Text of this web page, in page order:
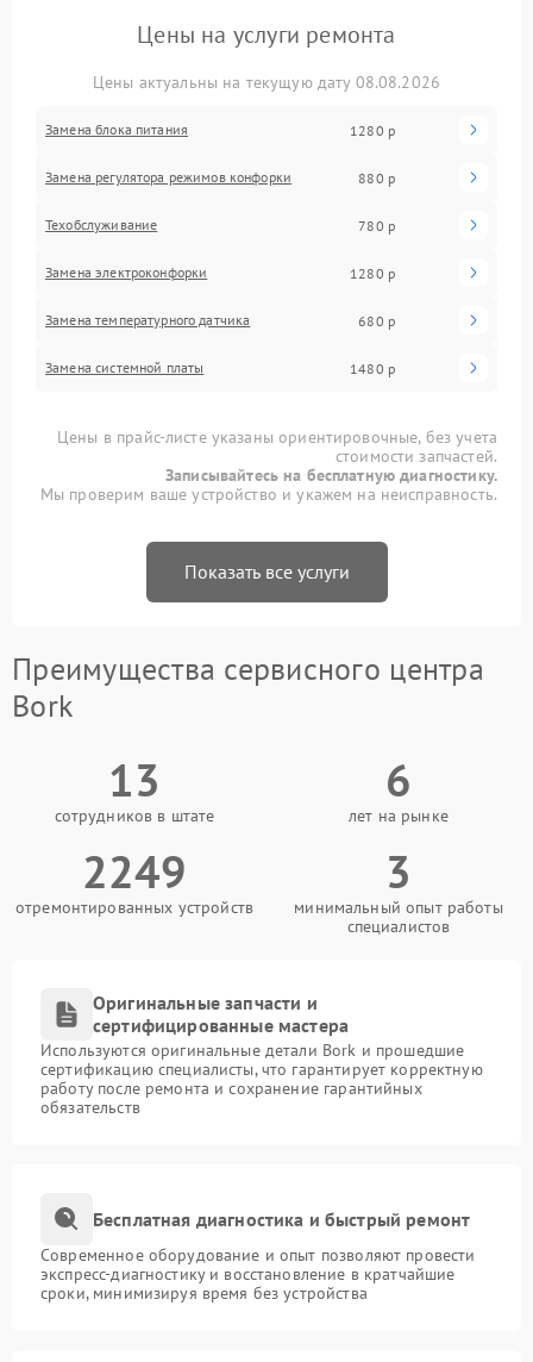
Цены на услуги ремонта
Цены актуальны на текущую дату 08.08.2026
Замена блока питания 1280 р
Замена регулятора режимов конфорки 880 р
Техобслуживание 780 р
Замена электроконфорки 1280 р
Замена температурного датчика 680 р
Замена системной платы 1480 р
Цены в прайс-листе указаны ориентировочные, без учета
стоимости запчастей.
Записывайтесь на бесплатную диагностику.
Мы проверим ваше устройство и укажем на неисправность.
Показать все услуги
Преимущества сервисного центра
Bork
13
сотрудников в штате
6
лет на рынке
2249
отремонтированных устройств
3
минимальный опыт работы
специалистов
Оригинальные запчасти и
сертифицированные мастера
Используются оригинальные детали Bork и прошедшие
сертификацию специалисты, что гарантирует корректную
работу после ремонта и сохранение гарантийных
обязательств
Бесплатная диагностика и быстрый ремонт
Современное оборудование и опыт позволяют провести
экспресс-диагностику и восстановление в кратчайшие
сроки, минимизируя время без устройства